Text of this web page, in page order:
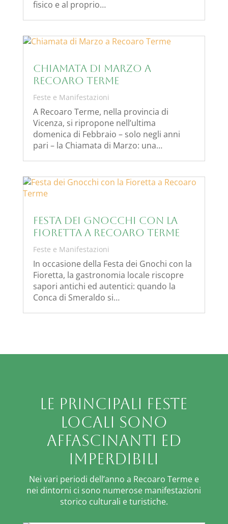
fisico e al proprio…
Chiamata di Marzo a
Recoaro Terme
Feste e Manifestazioni
A Recoaro Terme, nella provincia di
Vicenza, si ripropone nell’ultima
domenica di Febbraio – solo negli anni
pari – la Chiamata di Marzo: una…
Festa dei Gnocchi con la
Fioretta a Recoaro Terme
Feste e Manifestazioni
In occasione della Festa dei Gnochi con la
Fioretta, la gastronomia locale riscopre
sapori antichi ed autentici: quando la
Conca di Smeraldo si…
Le principali feste
locali sono
affascinanti ed
imperdibili
Nei vari periodi dell’anno a Recoaro Terme e
nei dintorni ci sono numerose manifestazioni
storico culturali e turistiche.